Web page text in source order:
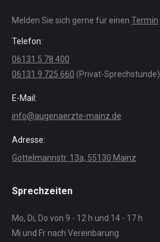
Melden Sie sich gerne für einen Termin
Telefon:
06131 5 78 400
06131 9 725 660 (Privat-Sprechstunde)
E-Mail:
info@augenaerzte-mainz.de
Adresse:
Göttelmannstr. 13a, 55130 Mainz
Sprechzeiten
Mo, Di, Do von 9 - 12 h und 14 - 17 h
Mi und Fr nach Vereinbarung